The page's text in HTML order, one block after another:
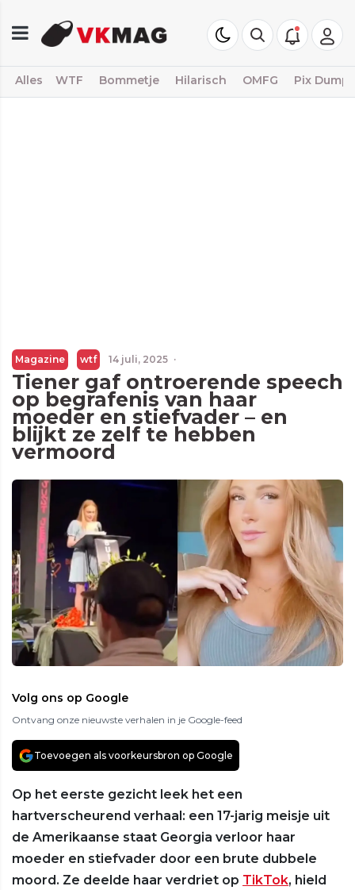
Alles WTF Bommetje Hilarisch OMFG Pix Dump
Magazine wtf 14 juli, 2025 ·
Tiener gaf ontroerende speech
op begrafenis van haar
moeder en stiefvader – en
blijkt ze zelf te hebben
vermoord
Volg ons op Google
Ontvang onze nieuwste verhalen in je Google-feed
Toevoegen als voorkeursbron op Google
Op het eerste gezicht leek het een
hartverscheurend verhaal: een 17-jarig meisje uit
de Amerikaanse staat Georgia verloor haar
moeder en stiefvader door een brute dubbele
moord. Ze deelde haar verdriet op TikTok, hield